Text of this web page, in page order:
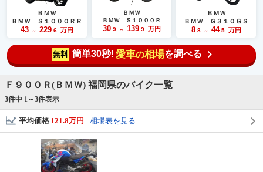
ＢＭＷ
ＢＭＷ Ｓ１０００ＲＲ
43 ～ 229.6 万円
ＢＭＷ
ＢＭＷ Ｓ１０００Ｒ
30.9 ～ 139.9 万円
ＢＭＷ
ＢＭＷ Ｇ３１０ＧＳ
8.8 ～ 44.5 万円
無料 簡単30秒! 愛車の相場を調べる
Ｆ９００Ｒ(ＢＭＷ) 福岡県のバイク一覧
3件中 1～3件表示
平均価格 121.8万円 相場表を見る